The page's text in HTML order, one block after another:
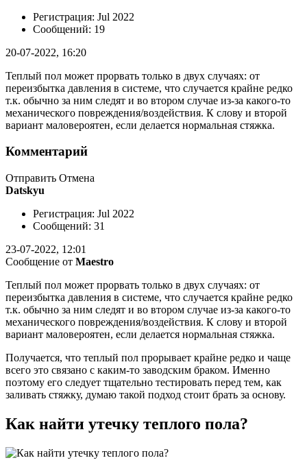
Регистрация: Jul 2022
Сообщений: 19
20-07-2022, 16:20
Теплый пол может прорвать только в двух случаях: от
переизбытка давления в системе, что случается крайне редко
т.к. обычно за ним следят и во втором случае из-за какого-то
механического повреждения/воздействия. К слову и второй
вариант маловероятен, если делается нормальная стяжка.
Комментарий
Отправить Отмена
Datskyu
Регистрация: Jul 2022
Сообщений: 31
23-07-2022, 12:01
Сообщение от Maestro
Теплый пол может прорвать только в двух случаях: от
переизбытка давления в системе, что случается крайне редко
т.к. обычно за ним следят и во втором случае из-за какого-то
механического повреждения/воздействия. К слову и второй
вариант маловероятен, если делается нормальная стяжка.
Получается, что теплый пол прорывает крайне редко и чаще
всего это связано с каким-то заводским браком. Именно
поэтому его следует тщательно тестировать перед тем, как
заливать стяжку, думаю такой подход стоит брать за основу.
Как найти утечку теплого пола?